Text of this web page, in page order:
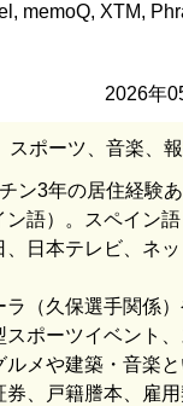
memoQ, XTM,
2026年
スポーツ、音楽、
ン3年の居住経験あ
語）。スペイン語
、日本テレビ、ネ
（久保選手関係
ポーツイベント
メや建築・音楽
、戸籍謄本、雇